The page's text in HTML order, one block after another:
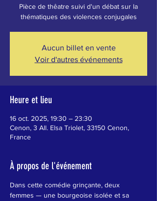
Pièce de thêatre suivi d'un débat sur la
thématiques des violences conjugales
Aucun billet en vente
Voir d'autres événements
Heure et lieu
16 oct. 2025, 19:30 – 23:30
Cenon, 3 All. Elsa Triolet, 33150 Cenon,
France
À propos de l'événement
Dans cette comédie grinçante, deux
femmes — une bourgeoise isolée et sa